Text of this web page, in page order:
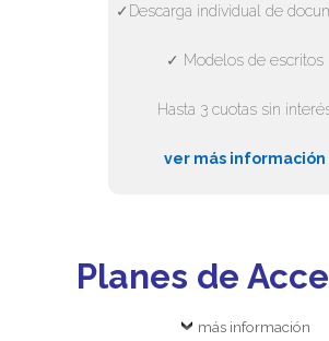
✓Descarga individual de
✓ Modelos de escritos
Hasta 3 cuotas sin
ver más información
Planes de
más información